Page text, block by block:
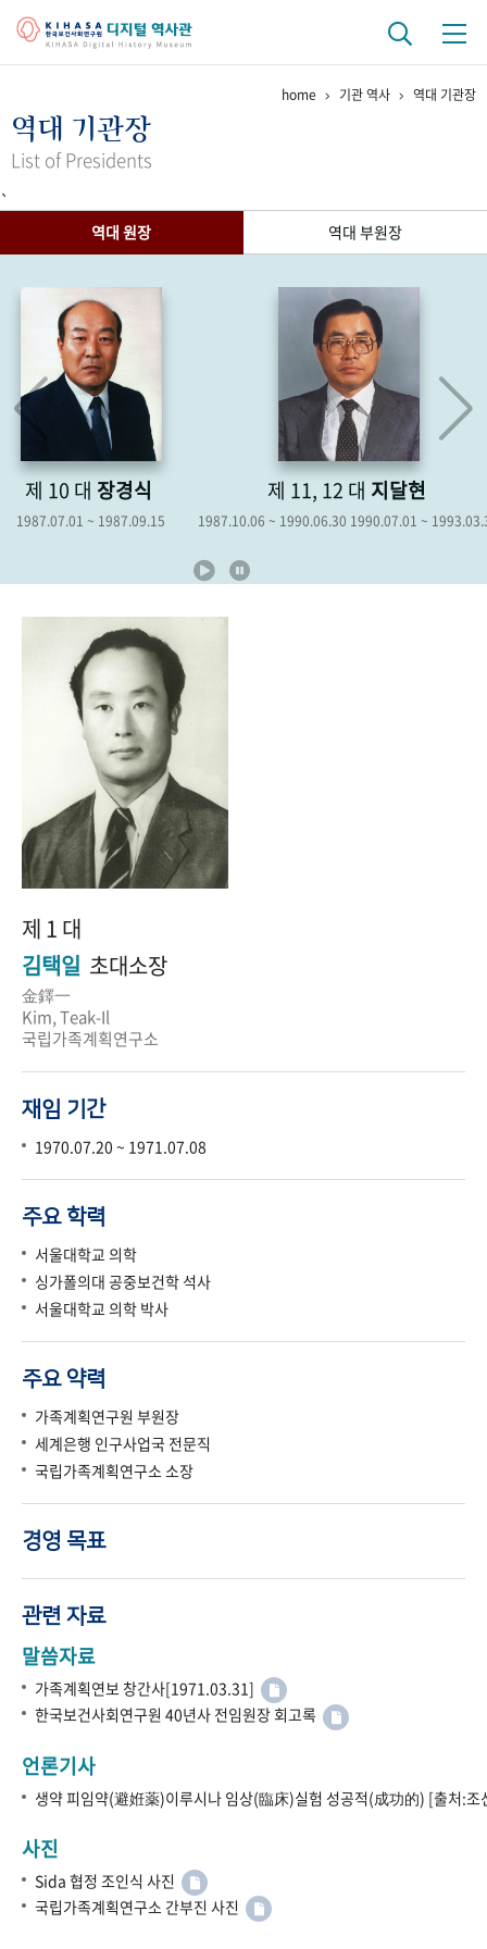
걸어온 길 기관 변천사
연구 역사
정책과 연구 키워드로 보는 연구 역사
연구자들
기록물 아카이브
사진 아카이브 문서 기록물 행정박물 영상 기록물
50+1주년 기념
성과 50선 숫자로 보는 50년 50+1 주년 광장
세계와 함께 한 KIHASA
home 기관 역사 역대 기관장
역대 기관장
List of Presidents
`
역대 원장
역대 부원장
제 10 대 장경식
1987.07.01 ~ 1987.09.15
제 11, 12 대 지달현
1987.10.06 ~ 1990.06.30 1990.07.01 ~
제 1 대
김택일 초대소장
金鐸一
Kim, Teak-Il
국립가족계획연구소
재임 기간
1970.07.20 ~ 1971.07.08
주요 학력
서울대학교 의학
싱가폴의대 공중보건학 석사
서울대학교 의학 박사
주요 약력
가족계획연구원 부원장
세계은행 인구사업국 전문직
국립가족계획연구소 소장
경영 목표
관련 자료
말씀자료
가족계획연보 창간사[1971.03.31]
한국보건사회연구원 40년사 전임원장 회고록
언론기사
생약 피임약(避姙薬)이루시나 임상(臨床)실험 성공적(成功的) [출처:
사진
Sida 협정 조인식 사진
국립가족계획연구소 간부진 사진